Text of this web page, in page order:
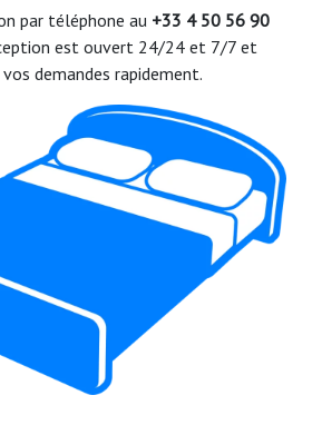
par téléphone au +33 4 50 56 90
est ouvert 24/24 et 7/7 et
demandes rapidement.